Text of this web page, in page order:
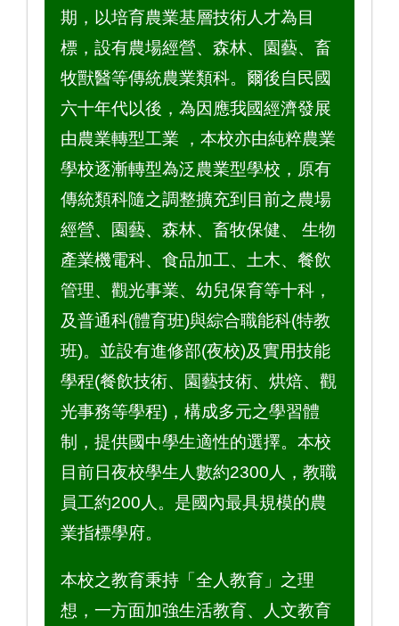
期，以培育農業基層技術人才為目
標，設有農場經營、森林、園藝、畜
牧獸醫等傳統農業類科。爾後自民國
六十年代以後，為因應我國經濟發展
由農業轉型工業 ，本校亦由純粹農業
學校逐漸轉型為泛農業型學校，原有
傳統類科隨之調整擴充到目前之農場
經營、園藝、森林、畜牧保健、 生物
產業機電科、食品加工、土木、餐飲
管理、觀光事業、幼兒保育等十科，
及普通科(體育班)與綜合職能科(特教
班)。並設有進修部(夜校)及實用技能
學程(餐飲技術、園藝技術、烘焙、觀
光事務等學程)，構成多元之學習體
制，提供國中學生適性的選擇。本校
目前日夜校學生人數約2300人，教職
員工約200人。是國內最具規模的農
業指標學府。
本校之教育秉持「全人教育」之理
想，一方面加強生活教育、人文教育